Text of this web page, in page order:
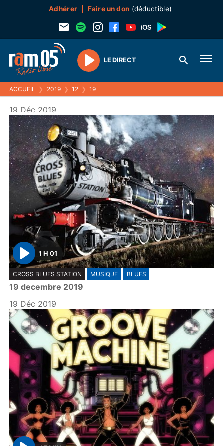
Adhérer Faire un don (déductible)
Play
LE DIRECT
ACCUEIL ❯ 2019 ❯ 12 ❯ 19
19 Déc 2019
P
l
a
y
1 H 01
CROSS BLUES STATION MUSIQUE BLUES
19 decembre 2019
19 Déc 2019